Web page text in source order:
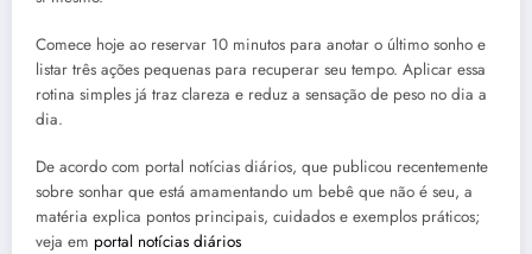
Comece hoje ao reservar 10 minutos para anotar o último sonho e
listar três ações pequenas para recuperar seu tempo. Aplicar essa
rotina simples já traz clareza e reduz a sensação de peso no dia a
dia.
De acordo com portal notícias diários, que publicou recentemente
sobre sonhar que está amamentando um bebê que não é seu, a
matéria explica pontos principais, cuidados e exemplos práticos;
veja em portal notícias diários